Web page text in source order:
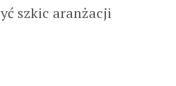
szkic aranżacji​